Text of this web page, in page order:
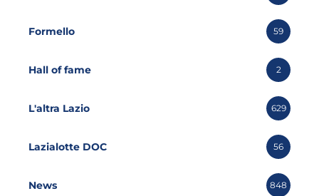
Formello 59
Hall of fame 2
L'altra Lazio 629
Lazialotte DOC 56
News 848